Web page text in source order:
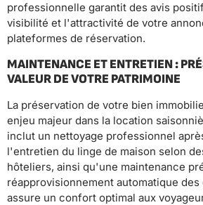
professionnelle garantit des avis
visibilité et l'attractivité de votre
plateformes de réservation.
MAINTENANCE ET ENTRETIEN :
VALEUR DE VOTRE PATRIMOINE
La préservation de votre bien
enjeu majeur dans la location
inclut un nettoyage professionnel
l'entretien du linge de maison selon
hôteliers, ainsi qu'une maintenance
réapprovisionnement automatique
assure un confort optimal aux